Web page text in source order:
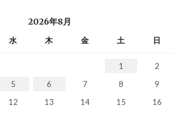
2026年8月
水 木 金 土 日
1
2
5 6 7 8
9
12 13 14 15
16